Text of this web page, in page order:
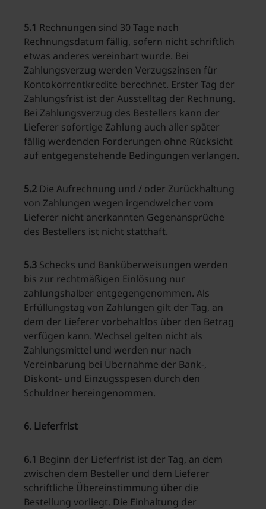
5.1 Rechnungen sind 30 Tage nach
Rechnungsdatum fällig, sofern nicht schriftlich
etwas anderes vereinbart wurde. Bei
Zahlungsverzug werden Verzugszinsen für
Kontokorrentkredite berechnet. Erster Tag der
Zahlungsfrist ist der Ausstelltag der Rechnung.
Bei Zahlungsverzug des Bestellers kann der
Lieferer sofortige Zahlung auch aller später
fällig werdenden Forderungen ohne Rücksicht
auf entgegenstehende Bedingungen verlangen.
5.2 Die Aufrechnung und / oder Zurückhaltung
von Zahlungen wegen irgendwelcher vom
Lieferer nicht anerkannten Gegenansprüche
des Bestellers ist nicht statthaft.
5.3 Schecks und Banküberweisungen werden
bis zur rechtmäßigen Einlösung nur
zahlungshalber entgegengenommen. Als
Erfüllungstag von Zahlungen gilt der Tag, an
dem der Lieferer vorbehaltlos über den Betrag
verfügen kann. Wechsel gelten nicht als
Zahlungsmittel und werden nur nach
Vereinbarung bei Übernahme der Bank-,
Diskont- und Einzugsspesen durch den
Schuldner hereingenommen.
6. Lieferfrist
6.1 Beginn der Lieferfrist ist der Tag, an dem
zwischen dem Besteller und dem Lieferer
schriftliche Übereinstimmung über die
Bestellung vorliegt. Die Einhaltung der